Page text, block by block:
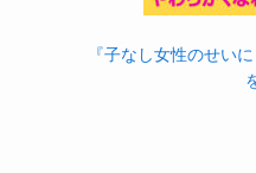
『子なし女性のせい